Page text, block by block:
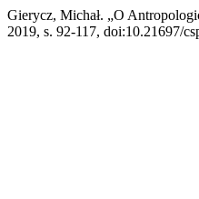
Gierycz, Michał. „O
2019, s. 92-117, doi:10.21697/